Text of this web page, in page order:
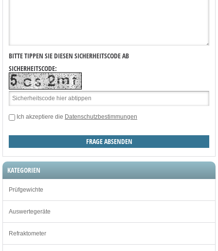
BITTE TIPPEN SIE DIESEN SICHERHEITSCODE AB
SICHERHEITSCODE:
Ich akzeptiere die Datenschutzbestimmungen
KATEGORIEN
Prüfgewichte
Auswertegeräte
Refraktometer